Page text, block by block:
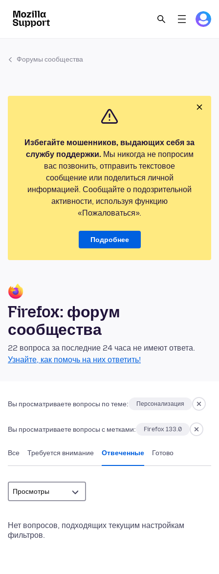
Форумы сообщества
Избегайте мошенников, выдающих себя за
службу поддержки.Мы никогда не попросим
вас позвонить, отправить текстовое
сообщение или поделиться личной
информацией. Сообщайте о подозрительной
активности, используя функцию
«Пожаловаться».
Подробнее
Firefox: форум
сообщества
22 вопроса за последние 24 часа не имеют ответа.
Узнайте, как помочь на них ответить!
Вы просматриваете вопросы по теме: Персонализация
Вы просматриваете вопросы с метками: Firefox 133.0
Все Требуется внимание Отвеченные Готово
Нет вопросов, подходящих текущим настройкам
фильтров.